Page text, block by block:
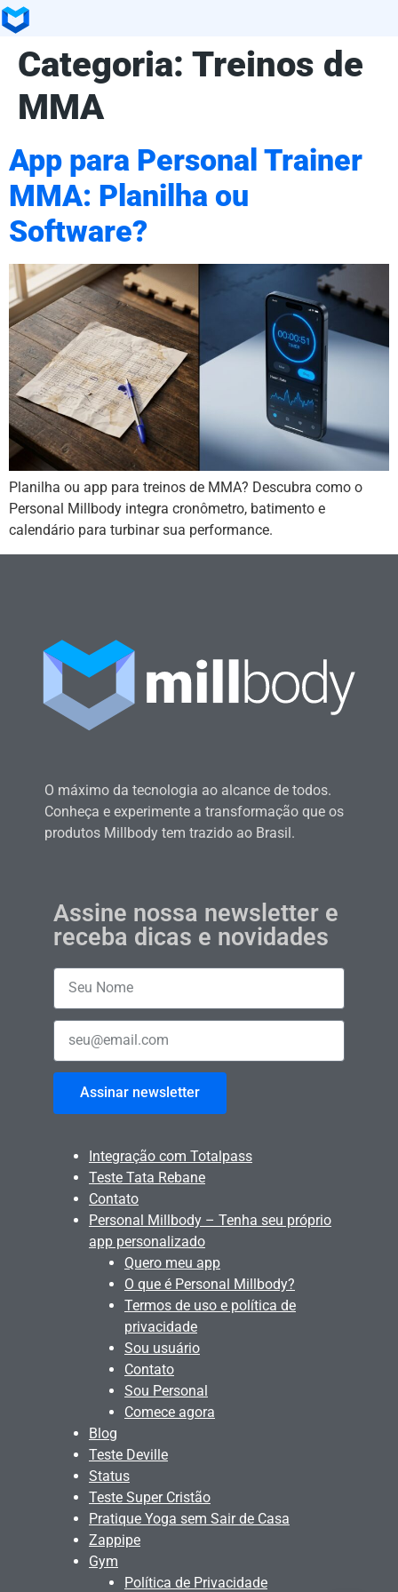
Categoria: Treinos de
MMA
App para Personal Trainer
MMA: Planilha ou
Software?
Planilha ou app para treinos de MMA? Descubra como o
Personal Millbody integra cronômetro, batimento e
calendário para turbinar sua performance.
O máximo da tecnologia ao alcance de todos.
Conheça e experimente a transformação que os
produtos Millbody tem trazido ao Brasil.
Assine nossa newsletter e
receba dicas e novidades
Assinar newsletter
Integração com Totalpass
Teste Tata Rebane
Contato
Personal Millbody – Tenha seu próprio
app personalizado
Quero meu app
O que é Personal Millbody?
Termos de uso e política de
privacidade
Sou usuário
Contato
Sou Personal
Comece agora
Blog
Teste Deville
Status
Teste Super Cristão
Pratique Yoga sem Sair de Casa
Zappipe
Gym
Política de Privacidade